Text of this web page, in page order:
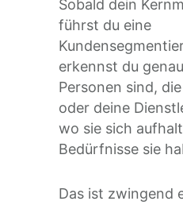
Sobald dein
führst du eine
erkennst du
Personen sind,
oder deine
wo sie sich
Bedürfnisse sie
Das ist zwingend